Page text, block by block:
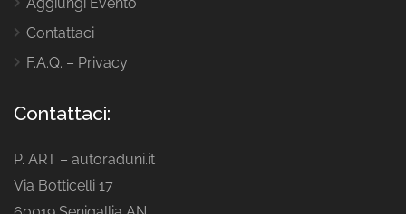
Contattaci
F.A.Q. – Privacy
Contattaci:
P. ART – autoraduni.it
Via Botticelli 17